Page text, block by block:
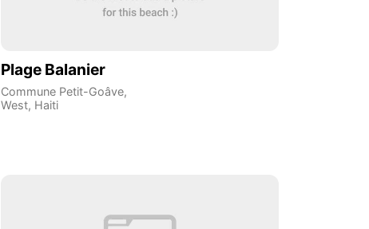
Plage Balanier
Commune Petit-Goâve,
West, Haiti